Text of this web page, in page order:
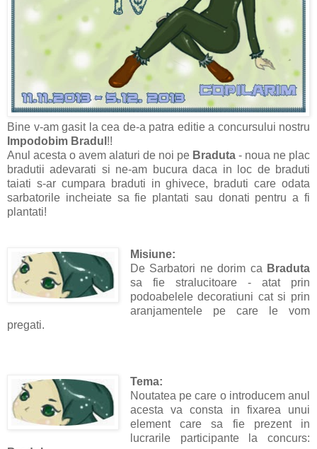
Bine v-am gasit la cea de-a patra editie a concursului nostru
Impodobim Bradul !!
Anul acesta o avem alaturi de noi pe Braduta - noua ne plac
bradutii adevarati si ne-am bucura daca in loc de braduti
taiati s-ar cumpara braduti in ghivece, braduti care odata
sarbatorile incheiate sa fie plantati sau donati pentru a fi
plantati!
Misiune:
De Sarbatori ne dorim ca Braduta
sa fie stralucitoare - atat prin
podoabelele decoratiuni cat si prin
aranjamentele pe care le vom
pregati.
Tema:
Noutatea pe care o introducem anul
acesta va consta in fixarea unui
element care sa fie prezent in
lucrarile participante la concurs: